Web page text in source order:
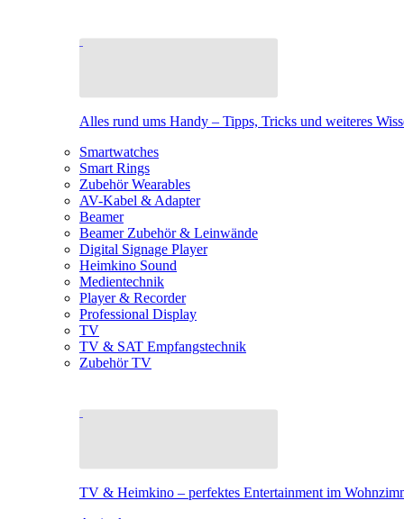
Alles rund ums Handy – Tipps, Tricks und weiteres
Smartwatches
Smart Rings
Zubehör Wearables
AV-Kabel & Adapter
Beamer
Beamer Zubehör & Leinwände
Digital Signage Player
Heimkino Sound
Medientechnik
Player & Recorder
Professional Display
TV
TV & SAT Empfangstechnik
Zubehör TV
TV & Heimkino – perfektes Entertainment im